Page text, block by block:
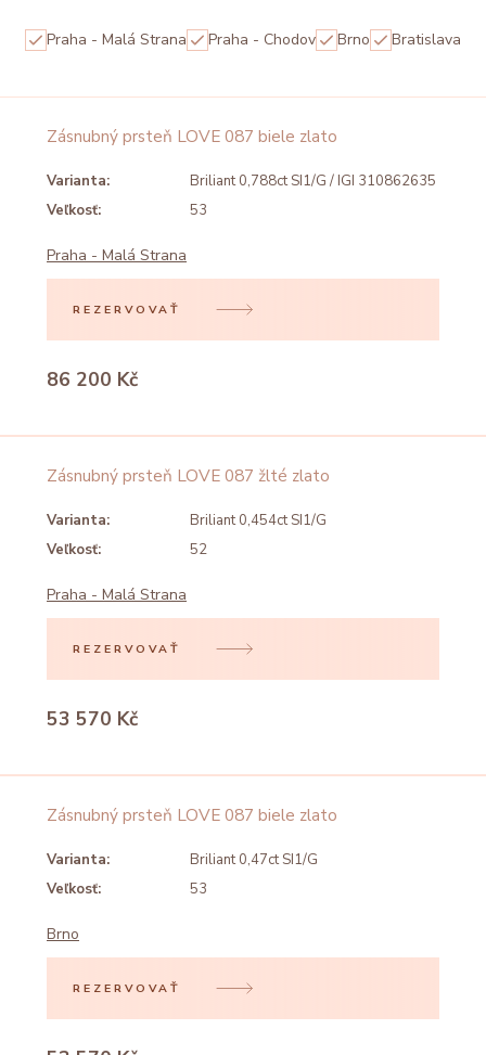
Praha - Malá Strana Praha - Chodov Brno Bratislava
Zásnubný prsteň LOVE 087 biele zlato
Varianta:
Briliant 0,788ct SI1/G / IGI 310862635
Veľkosť:
53
Praha - Malá Strana
REZERVOVAŤ
86 200 Kč
Zásnubný prsteň LOVE 087 žlté zlato
Varianta:
Briliant 0,454ct SI1/G
Veľkosť:
52
Praha - Malá Strana
REZERVOVAŤ
53 570 Kč
Zásnubný prsteň LOVE 087 biele zlato
Varianta:
Briliant 0,47ct SI1/G
Veľkosť:
53
Brno
REZERVOVAŤ